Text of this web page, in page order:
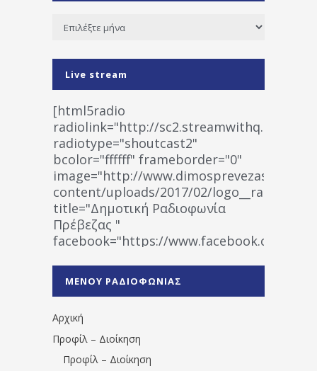
Ιστορικό
Live stream
[html5radio
radiolink="http://
radiotype="shoutcast2"
bcolor="ffffff" frameborder="0"
image="http://www.dimosprevezas.gr/wp-
content/uploads/2017/02/
title="Δημοτική Ραδιοφωνία
Πρέβεζας "
facebook="https://www.facebook.com/
1531194763766854/" artist="" ]
ΜΕΝΟΥ ΡΑΔΙΟΦΩΝΙΑΣ
Αρχική
Προφίλ – Διοίκηση
Προφίλ – Διοίκηση